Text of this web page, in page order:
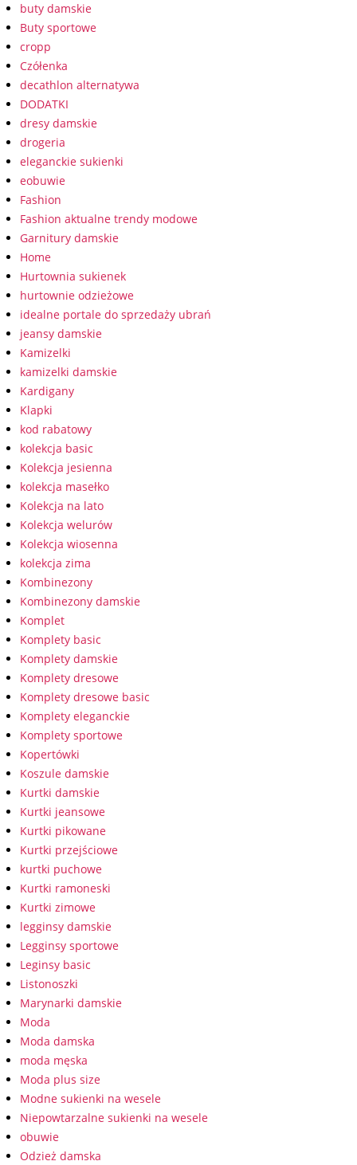
buty damskie
Buty sportowe
cropp
Czółenka
decathlon alternatywa
DODATKI
dresy damskie
drogeria
eleganckie sukienki
eobuwie
Fashion
Fashion aktualne trendy modowe
Garnitury damskie
Home
Hurtownia sukienek
hurtownie odzieżowe
idealne portale do sprzedaży ubrań
jeansy damskie
Kamizelki
kamizelki damskie
Kardigany
Klapki
kod rabatowy
kolekcja basic
Kolekcja jesienna
kolekcja masełko
Kolekcja na lato
Kolekcja welurów
Kolekcja wiosenna
kolekcja zima
Kombinezony
Kombinezony damskie
Komplet
Komplety basic
Komplety damskie
Komplety dresowe
Komplety dresowe basic
Komplety eleganckie
Komplety sportowe
Kopertówki
Koszule damskie
Kurtki damskie
Kurtki jeansowe
Kurtki pikowane
Kurtki przejściowe
kurtki puchowe
Kurtki ramoneski
Kurtki zimowe
legginsy damskie
Legginsy sportowe
Leginsy basic
Listonoszki
Marynarki damskie
Moda
Moda damska
moda męska
Moda plus size
Modne sukienki na wesele
Niepowtarzalne sukienki na wesele
obuwie
Odzież damska